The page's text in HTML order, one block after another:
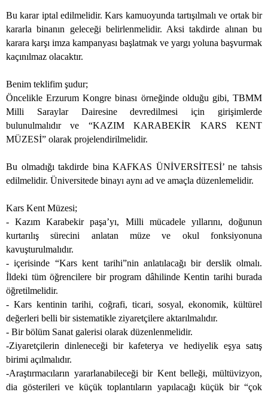
Bu karar iptal edilmelidir. Kars kamuoyunda tartışılmalı ve ortak bir
kararla binanın geleceği belirlenmelidir. Aksi takdirde alınan bu
karara karşı imza kampanyası başlatmak ve yargı yoluna başvurmak
kaçınılmaz olacaktır.
Benim teklifim şudur;
Öncelikle Erzurum Kongre binası örneğinde olduğu gibi, TBMM
Milli Saraylar Dairesine devredilmesi için girişimlerde
bulunulmalıdır ve “KAZIM KARABEKİR KARS KENT
MÜZESİ” olarak projelendirilmelidir.
Bu olmadığı takdirde bina KAFKAS ÜNİVERSİTESİ’ ne tahsis
edilmelidir. Üniversitede binayı aynı ad ve amaçla düzenlemelidir.
Kars Kent Müzesi;
- Kazım Karabekir paşa’yı, Milli mücadele yıllarını, doğunun
kurtarılış sürecini anlatan müze ve okul fonksiyonuna
kavuşturulmalıdır.
- içerisinde “Kars kent tarihi”nin anlatılacağı bir derslik olmalı.
İldeki tüm öğrencilere bir program dâhilinde Kentin tarihi burada
öğretilmelidir.
- Kars kentinin tarihi, coğrafi, ticari, sosyal, ekonomik, kültürel
değerleri belli bir sistematikle ziyaretçilere aktarılmalıdır.
- Bir bölüm Sanat galerisi olarak düzenlenmelidir.
-Ziyaretçilerin dinleneceği bir kafeterya ve hediyelik eşya satış
birimi açılmalıdır.
-Araştırmacıların yararlanabileceği bir Kent belleği, mültüvizyon,
dia gösterileri ve küçük toplantıların yapılacağı küçük bir “çok